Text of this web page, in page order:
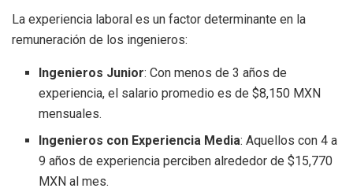
La experiencia laboral es un factor determinante en la
remuneración de los ingenieros:
Ingenieros Junior: Con menos de 3 años de
experiencia, el salario promedio es de $8,150 MXN
mensuales.
Ingenieros con Experiencia Media: Aquellos con 4 a
9 años de experiencia perciben alrededor de $15,770
MXN al mes.